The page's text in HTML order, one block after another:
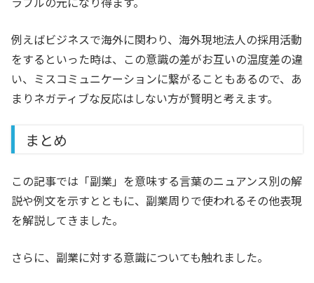
例えばビジネスで海外に関わり、海外現地法人の採用活動
をするといった時は、この意識の差がお互いの温度差の違
い、ミスコミュニケーションに繋がることもあるので、あ
まりネガティブな反応はしない方が賢明と考えます。
まとめ
この記事では「副業」を意味する言葉のニュアンス別の解
説や例文を示すとともに、副業周りで使われるその他表現
を解説してきました。
さらに、副業に対する意識についても触れました。